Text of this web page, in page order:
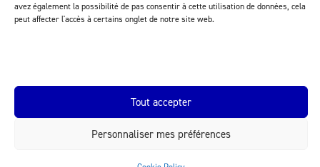
avez également la possibilité de pas consentir à cette utilisation de données, cela
peut affecter l'accès à certains onglet de notre site web.
Tout accepter
Personnaliser mes préférences